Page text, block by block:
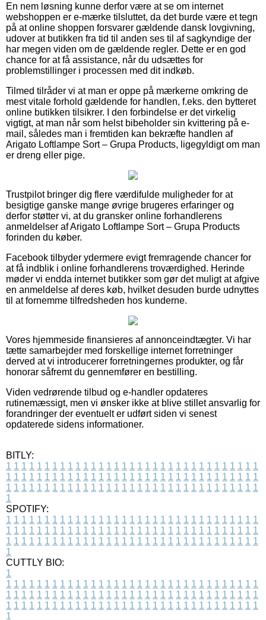
En nem løsning kunne derfor være at se om internet
webshoppen er e-mærke tilsluttet, da det burde være et tegn
på at online shoppen forsvarer gældende dansk lovgivning,
udover at butikken fra tid til anden ses til af sagkyndige der
har megen viden om de gældende regler. Dette er en god
chance for at få assistance, når du udsættes for
problemstillinger i processen med dit indkøb.
Tilmed tilråder vi at man er oppe på mærkerne omkring de
mest vitale forhold gældende for handlen, f.eks. den bytteret
online butikken tilsikrer. I den forbindelse er det virkelig
vigtigt, at man når som helst bibeholder sin kvittering på e-
mail, således man i fremtiden kan bekræfte handlen af
Arigato Loftlampe Sort – Grupa Products, ligegyldigt om man
er dreng eller pige.
Trustpilot bringer dig flere værdifulde muligheder for at
besigtige ganske mange øvrige brugeres erfaringer og
derfor støtter vi, at du gransker online forhandlerens
anmeldelser af Arigato Loftlampe Sort – Grupa Products
forinden du køber.
Facebook tilbyder ydermere evigt fremragende chancer for
at få indblik i online forhandlerens troværdighed. Herinde
møder vi endda internet butikker som gør det muligt at afgive
en anmeldelse af deres køb, hvilket desuden burde udnyttes
til at fornemme tilfredsheden hos kunderne.
Vores hjemmeside finansieres af annonceindtægter. Vi har
tætte samarbejder med forskellige internet forretninger
derved at vi introducerer forretningernes produkter, og får
honorar såfremt du gennemfører en bestilling.
Viden vedrørende tilbud og e-handler opdateres
rutinemæssigt, men vi ønsker ikke at blive stillet ansvarlig for
forandringer der eventuelt er udført siden vi senest
opdaterede sidens informationer.
BITLY:
1 1 1 1 1 1 1 1 1 1 1 1 1 1 1 1 1 1 1 1 1 1 1 1 1 1 1 1 1 1 1 1 1
1 1 1 1 1 1 1 1 1 1 1 1 1 1 1 1 1 1 1 1 1 1 1 1 1 1 1 1 1 1 1 1 1
1 1 1 1 1 1 1 1 1 1 1 1 1 1 1 1 1 1 1 1 1 1 1 1 1 1 1 1 1 1 1 1 1
1
SPOTIFY:
1 1 1 1 1 1 1 1 1 1 1 1 1 1 1 1 1 1 1 1 1 1 1 1 1 1 1 1 1 1 1 1 1
1 1 1 1 1 1 1 1 1 1 1 1 1 1 1 1 1 1 1 1 1 1 1 1 1 1 1 1 1 1 1 1 1
1 1 1 1 1 1 1 1 1 1 1 1 1 1 1 1 1 1 1 1 1 1 1 1 1 1 1 1 1 1 1 1 1
1
CUTTLY BIO:
1
1 1 1 1 1 1 1 1 1 1 1 1 1 1 1 1 1 1 1 1 1 1 1 1 1 1 1 1 1 1 1 1 1
1 1 1 1 1 1 1 1 1 1 1 1 1 1 1 1 1 1 1 1 1 1 1 1 1 1 1 1 1 1 1 1 1
1 1 1 1 1 1 1 1 1 1 1 1 1 1 1 1 1 1 1 1 1 1 1 1 1 1 1 1 1 1 1 1 1
1